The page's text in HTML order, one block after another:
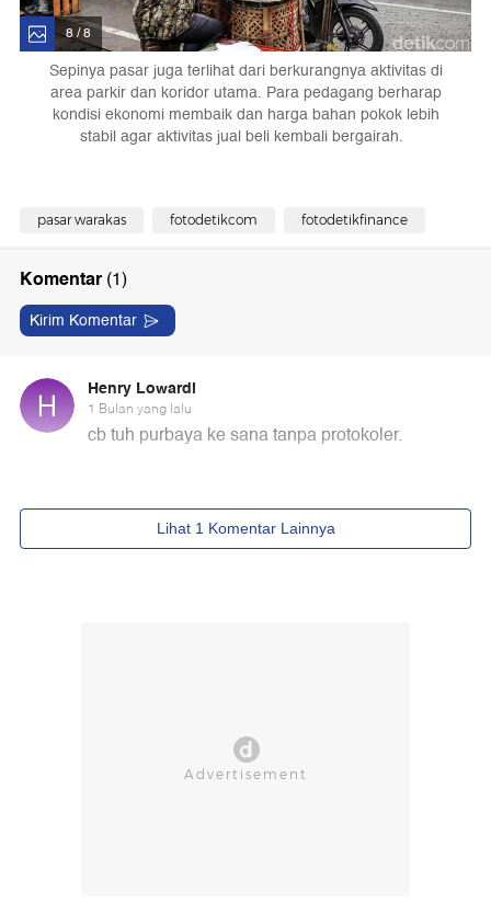
8 / 8
Sepinya pasar juga terlihat dari berkurangnya aktivitas di
area parkir dan koridor utama. Para pedagang berharap
kondisi ekonomi membaik dan harga bahan pokok lebih
stabil agar aktivitas jual beli kembali bergairah.
pasar warakas fotodetikcom fotodetikfinance